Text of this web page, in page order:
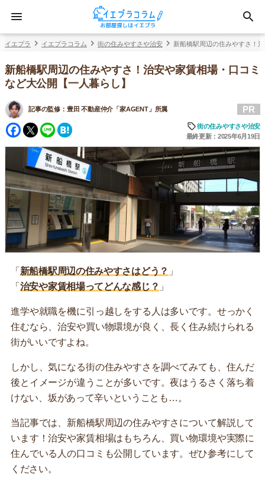
イエプラ イエプラコラム 街の住みやすさや治安 新船橋駅周辺の住みやすさ！
新船橋駅周辺の住みやすさ！治安や家賃相場・口コミ
など大公開【一人暮らし】
記事の監修： 豊田 不動産仲介「家AGENT」所属
Facebook
Twitter
Line
PR
街の住みやすさや治安
最終更新：2025年6月19日
「 新船橋駅周辺の住みやすさはどう？ 」
「 治安や家賃相場ってどんな感じ？ 」
進学や就職を機に引っ越しをする人は多いです。せっかく
住むなら、治安や買い物環境が良く、長く住み続けられる
街がいいですよね。
しかし、気になる街の住みやすさを調べてみても、住んだ
後とイメージが違うことが多いです。夜はうるさく落ち着
けない、坂があって辛いということも…。
当記事では、新船橋駅周辺の住みやすさについて解説して
います！治安や家賃相場はもちろん、買い物環境や実際に
住んでいる人の口コミも公開しています。ぜひ参考にして
ください。